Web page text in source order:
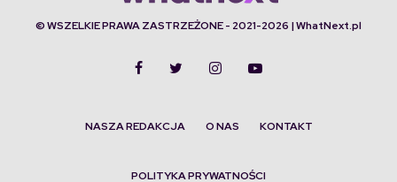
© WSZELKIE PRAWA ZASTRZEŻONE - 2021-2026 | WhatNext.pl
NASZA REDAKCJA O NAS KONTAKT
POLITYKA PRYWATNOŚCI